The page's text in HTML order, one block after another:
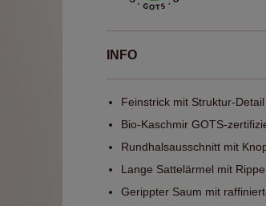
INFO
Feinstrick mit Struktur-Detail
Bio-Kaschmir GOTS-
Rundhalsausschnitt mit
Lange Sattelärmel mit
Gerippter Saum mit